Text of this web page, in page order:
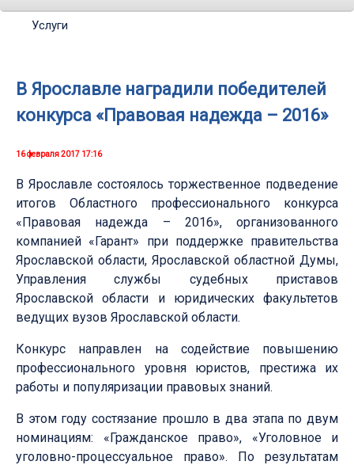
Услуги
В Ярославле наградили победителей
конкурса «Правовая надежда – 2016»
16 февраля 2017 17:16
В Ярославле состоялось торжественное подведение
итогов Областного профессионального конкурса
«Правовая надежда – 2016», организованного
компанией «Гарант» при поддержке правительства
Ярославской области, Ярославской областной Думы,
Управления службы судебных приставов
Ярославской области и юридических факультетов
ведущих вузов Ярославской области.
Конкурс направлен на содействие повышению
профессионального уровня юристов, престижа их
работы и популяризации правовых знаний.
В этом году состязание прошло в два этапа по двум
номинациям: «Гражданское право», «Уголовное и
уголовно-процессуальное право». По результатам